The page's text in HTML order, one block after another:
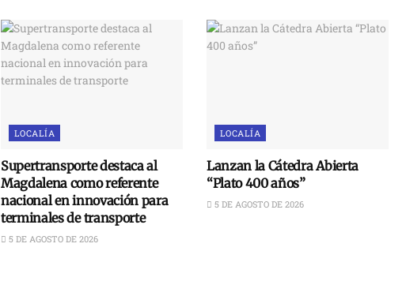
LOCALÍA
Supertransporte destaca al
Magdalena como referente
nacional en innovación para
terminales de transporte
5 DE AGOSTO DE 2026
LOCALÍA
Lanzan la Cátedra Abierta
“Plato 400 años”
5 DE AGOSTO DE 2026